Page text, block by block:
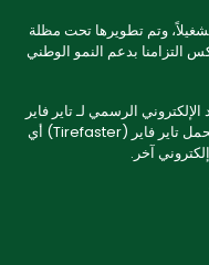
سعودية 100% إدارتاً وتشغيلاً، وتم تطويرها تحت مظلة
السعودية 2030، مما يعكس التزامنا بدعم النمو الوطني
الرسمي لـ تاير فاير
(Tirefaster): info@tirefaster.com ولا تتحمل تاير فاير (Tirefaster) أي
آخر.